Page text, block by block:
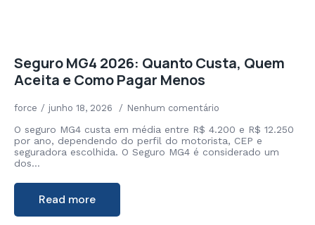
Seguro MG4 2026: Quanto Custa, Quem
Aceita e Como Pagar Menos
force junho 18, 2026 Nenhum comentário
O seguro MG4 custa em média entre R$ 4.200 e R$ 12.250
por ano, dependendo do perfil do motorista, CEP e
seguradora escolhida. O Seguro MG4 é considerado um
dos…
Read more